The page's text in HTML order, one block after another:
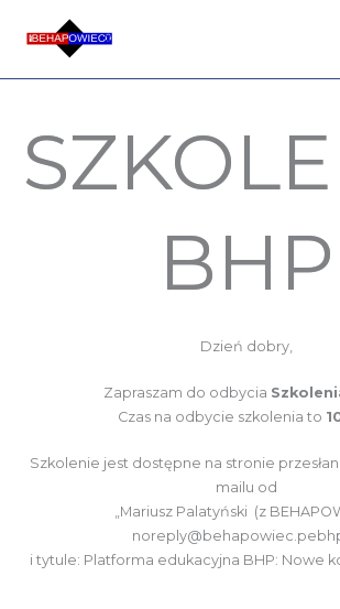
BHP
Dzień dobry,
Zapraszam do odbycia
Czas na odbycie szkolenia to
Szkolenie jest dostępne na stronie
mailu od
„Mariusz Palatyński (z
i tytule: Platforma edukacyjna BHP: Nowe